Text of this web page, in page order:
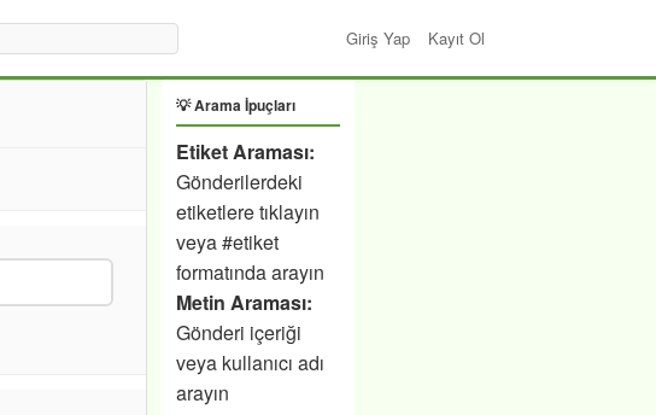
Giriş Yap Kayıt Ol
💡 Arama İpuçları
Etiket Araması:
Gönderilerdeki
etiketlere tıklayın
veya #etiket
formatında arayın
Metin Araması:
Gönderi içeriği
veya kullanıcı adı
arayın